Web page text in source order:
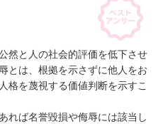
然と人の社会的評価を低下させ
とは、根拠を示さずに他人をお
格を蔑視する価値判断を示すこ
れば名誉毀損や侮辱には該当し